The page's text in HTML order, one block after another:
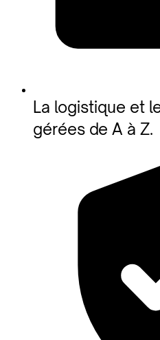
La logistique et
gérées de A à Z.